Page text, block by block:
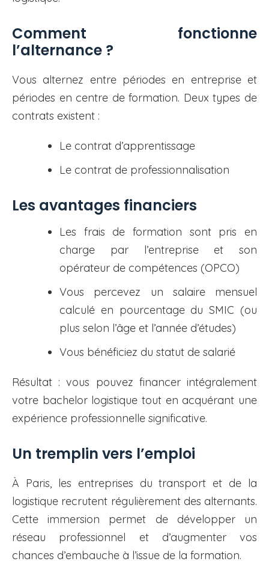
Comment fonctionne
l’alternance ?
Vous alternez entre périodes en entreprise et
périodes en centre de formation. Deux types de
contrats existent :
Le contrat d’apprentissage
Le contrat de professionnalisation
Les avantages financiers
Les frais de formation sont pris en
charge par l’entreprise et son
opérateur de compétences (OPCO)
Vous percevez un salaire mensuel
calculé en pourcentage du SMIC (ou
plus selon l’âge et l’année d’études)
Vous bénéficiez du statut de salarié
Résultat : vous pouvez financer intégralement
votre bachelor logistique tout en acquérant une
expérience professionnelle significative.
Un tremplin vers l’emploi
À Paris, les entreprises du transport et de la
logistique recrutent régulièrement des alternants.
Cette immersion permet de développer un
réseau professionnel et d’augmenter vos
chances d’embauche à l’issue de la formation.